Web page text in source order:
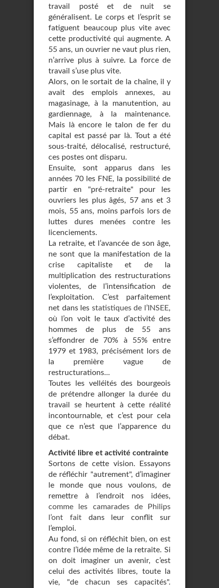
travail posté et de nuit se
généralisent. Le corps et l’esprit se
fatiguent beaucoup plus vite avec
cette productivité qui augmente. A
55 ans, un ouvrier ne vaut plus rien,
n’arrive plus à suivre. La force de
travail s’use plus vite.
Alors, on le sortait de la chaîne, il y
avait des emplois annexes, au
magasinage, à la manutention, au
gardiennage, à la maintenance.
Mais là encore le talon de fer du
capital est passé par là. Tout a été
sous-traité, délocalisé, restructuré,
ces postes ont disparu.
Ensuite, sont apparus dans les
années 70 les FNE, la possibilité de
partir en "pré-retraite" pour les
ouvriers les plus âgés, 57 ans et 3
mois, 55 ans, moins parfois lors de
luttes dures menées contre les
licenciements.
La retraite, et l’avancée de son âge,
ne sont que la manifestation de la
crise capitaliste et de la
multiplication des restructurations
violentes, de l’intensification de
l’exploitation. C’est parfaitement
net dans les statistiques de l’INSEE,
où l’on voit le taux d’activité des
hommes de plus de 55 ans
s’effondrer de 70% à 55% entre
1979 et 1983, précisément lors de
la première vague de
restructurations...
Toutes les velléités des bourgeois
de prétendre allonger la durée du
travail se heurtent à cette réalité
incontournable, et c’est pour cela
que ce n’est que l’apparence du
débat.
Activité libre et activité contrainte
Sortons de cette vision. Essayons
de réfléchir "autrement", d’imaginer
le monde que nous voulons, de
remettre à l’endroit nos idées,
comme les camarades de Philips
l’ont faitdans leur conflit sur
l’emploi.
Au fond, si on réfléchit bien, on est
contre l’idée même de la retraite. Si
on doit imaginer un avenir, c’est
celui des activités libres, toute la
vie, "de chacun ses capacités".